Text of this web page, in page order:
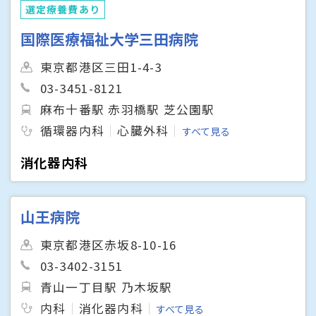
選定療養費あり
国際医療福祉大学三田病院
東京都港区三田1-4-3
03-3451-8121
麻布十番駅 赤羽橋駅 芝公園駅
循環器内科
心臓外科 すべて見る
消化器内科
山王病院
東京都港区赤坂8-10-16
03-3402-3151
青山一丁目駅 乃木坂駅
内科
消化器内科 すべて見る